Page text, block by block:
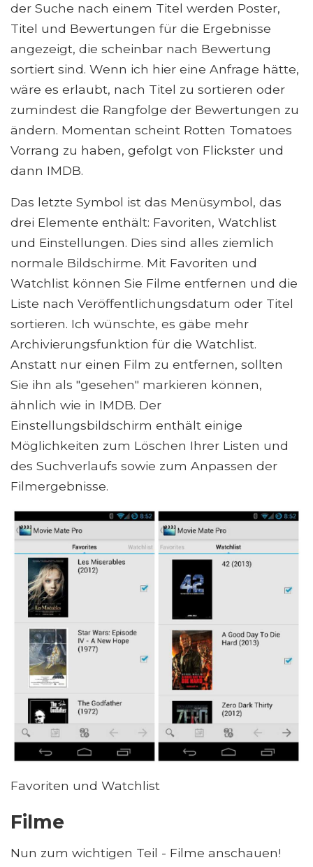
der Suche nach einem Titel werden Poster,
Titel und Bewertungen für die Ergebnisse
angezeigt, die scheinbar nach Bewertung
sortiert sind. Wenn ich hier eine Anfrage hätte,
wäre es erlaubt, nach Titel zu sortieren oder
zumindest die Rangfolge der Bewertungen zu
ändern. Momentan scheint Rotten Tomatoes
Vorrang zu haben, gefolgt von Flickster und
dann IMDB.
Das letzte Symbol ist das Menüsymbol, das
drei Elemente enthält: Favoriten, Watchlist
und Einstellungen. Dies sind alles ziemlich
normale Bildschirme. Mit Favoriten und
Watchlist können Sie Filme entfernen und die
Liste nach Veröffentlichungsdatum oder Titel
sortieren. Ich wünschte, es gäbe mehr
Archivierungsfunktion für die Watchlist.
Anstatt nur einen Film zu entfernen, sollten
Sie ihn als "gesehen" markieren können,
ähnlich wie in IMDB. Der
Einstellungsbildschirm enthält einige
Möglichkeiten zum Löschen Ihrer Listen und
des Suchverlaufs sowie zum Anpassen der
Filmergebnisse.
Favoriten und Watchlist
Filme
Nun zum wichtigen Teil - Filme anschauen!